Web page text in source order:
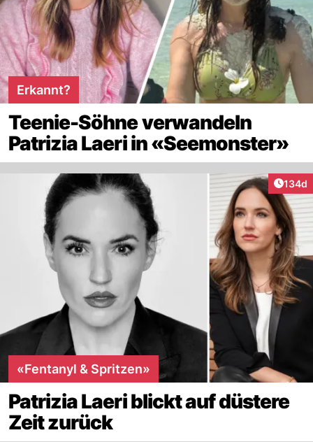
Erkannt?
Teenie-Söhne verwandeln
Patrizia Laeri in «Seemonster»
134d
«Fentanyl & Spritzen»
Patrizia Laeri blickt auf düstere
Zeit zurück